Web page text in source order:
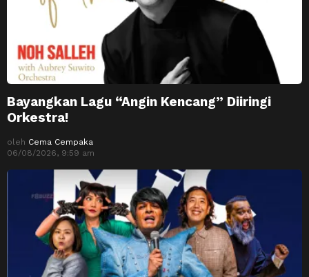
Bayangkan Lagu “Angin Kencang” Diiringi
Orkestra!
oleh Cema Cempaka
06/08/2026, 9:59 am